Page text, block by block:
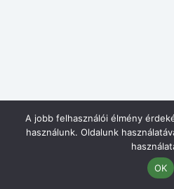
A jobb felhasználói élmény
használunk. Oldalunk
OK